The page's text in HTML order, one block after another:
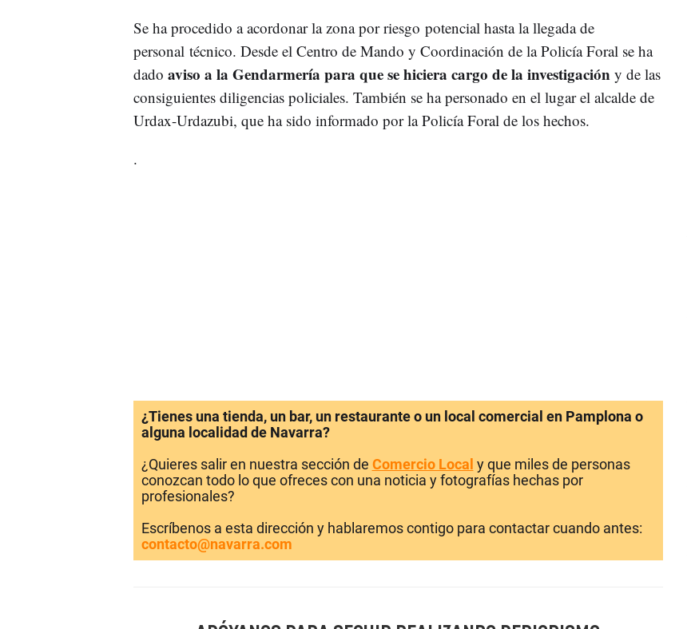
Se ha procedido a acordonar la zona por riesgo potencial hasta la llegada de
personal técnico. Desde el Centro de Mando y Coordinación de la Policía Foral se ha
dado aviso a la Gendarmería para que se hiciera cargo de la investigación y de las
consiguientes diligencias policiales. También se ha personado en el lugar el alcalde de
Urdax-Urdazubi, que ha sido informado por la Policía Foral de los hechos.
.
¿Tienes una tienda, un bar, un restaurante o un local comercial en Pamplona o
alguna localidad de Navarra?
¿Quieres salir en nuestra sección de Comercio Local y que miles de personas
conozcan todo lo que ofreces con una noticia y fotografías hechas por
profesionales?
Escríbenos a esta dirección y hablaremos contigo para contactar cuando antes:
contacto@navarra.com